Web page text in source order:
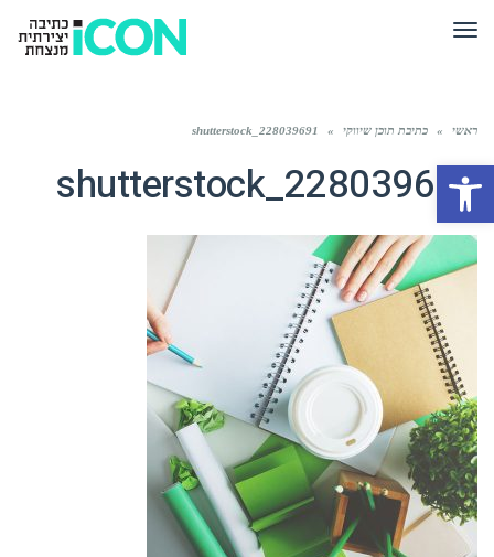
פתח סרגל נגישות
תפריט
ראשי » כתיבת תוכן שיווקי »
shutterstock_228039691
shutterstock_228039691